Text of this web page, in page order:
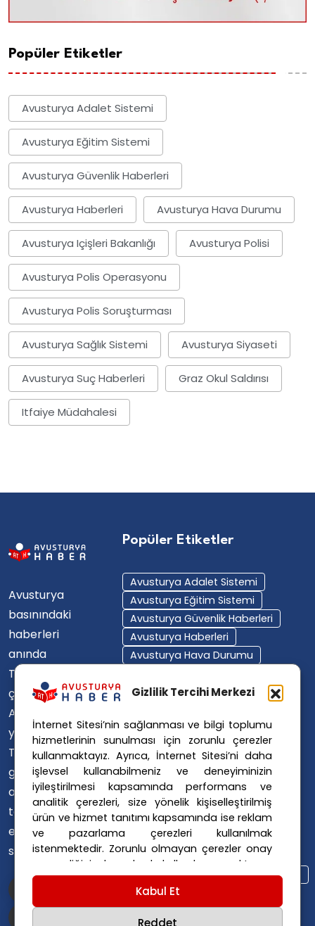
Gizlilik Tercihi Merkezi
İnternet Sitesi’nin sağlanması ve bilgi toplumu
hizmetlerinin sunulması için zorunlu çerezler
kullanmaktayız. Ayrıca, İnternet Sitesi’ni daha
işlevsel kullanabilmeniz ve deneyiminizin
iyileştirilmesi kapsamında performans ve
analitik çerezleri, size yönelik kişiselleştirilmiş
ürün ve hizmet tanıtımı kapsamında ise reklam
ve pazarlama çerezleri kullanılmak
istenmektedir. Zorunlu olmayan çerezler onay
vermediğiniz durumlarda kullanılmayacaktır.
Ayarlarınız 365 gün saklanır.
veGizlilik Politikasıiçin linklere tıklayınız.
Kabul Et
Reddet
Popüler Etiketler
Avusturya Adalet Sistemi
Avusturya Eğitim Sistemi
Avusturya Güvenlik Haberleri
Avusturya Haberleri Avusturya Hava Durumu
Avusturya Içişleri Bakanlığı Avusturya Polisi
Avusturya Polis Operasyonu
Avusturya Polis Soruşturması
Avusturya Sağlık Sistemi Avusturya Siyaseti
Avusturya Suç Haberleri Graz Okul Saldırısı
Itfaiye Müdahalesi
Avusturya
basınındaki
haberleri
anında
Türkçe'ye
çevirerek,
Avusturya'da
yaşayan
Türklerin ülke
gündemini
ana dillerinde
takip
etmelerini
sağlıyoruz.
Popüler Etiketler
Avusturya Adalet Sistemi
Avusturya Eğitim Sistemi
Avusturya Güvenlik Haberleri
Avusturya Haberleri
Avusturya Hava Durumu
Avusturya Polisi
Avusturya Polis Soruşturması
Avusturya Sağlık Sistemi
Avusturya Siyaseti
Avusturya Suç Haberleri
Avusturya Trafik Haberleri
Donald Trump
FPÖ
Graz Okul Saldırısı
Internet Dolandırıcılığı
Itfaiye Müdahalesi
Viyana Polisi
Viyana Suç Haberleri